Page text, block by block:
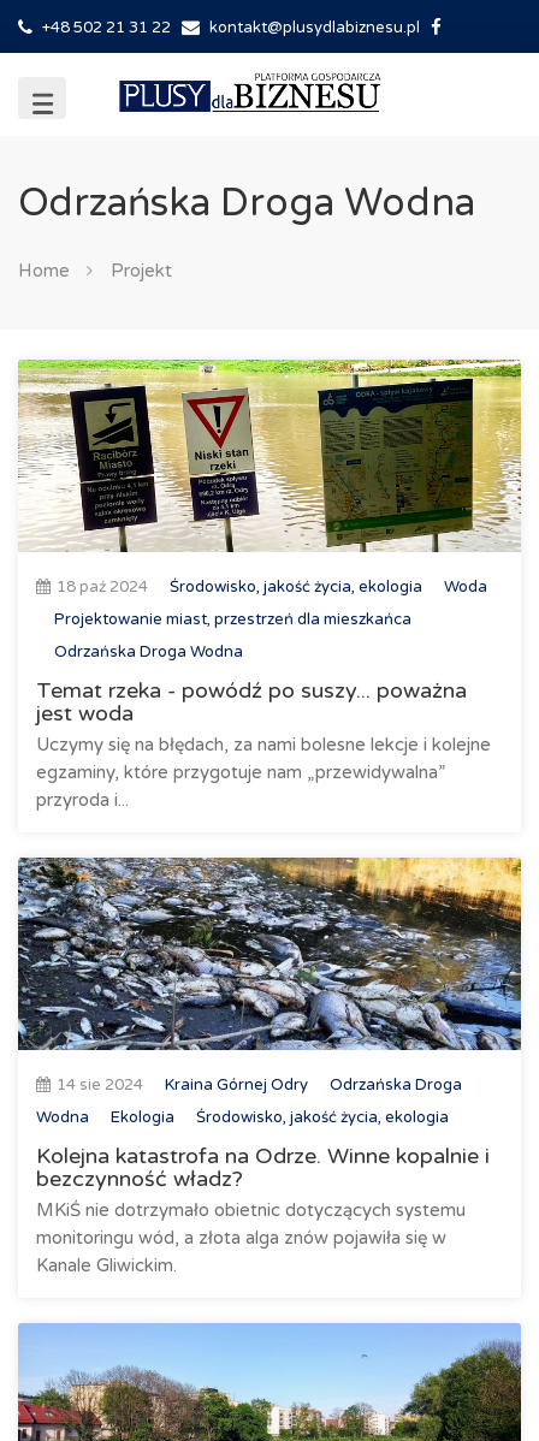
+48 502 21 31 22 kontakt@plusydlabiznesu.pl
Odrzańska Droga Wodna
Home Projekt
18 paź 2024 Środowisko, jakość życia, ekologia
Woda
Projektowanie miast, przestrzeń dla mieszkańca
Odrzańska Droga Wodna
Temat rzeka - powódź po suszy... poważna
jest woda
Uczymy się na błędach, za nami bolesne lekcje i kolejne
egzaminy, które przygotuje nam „przewidywalna”
przyroda i...
14 sie 2024 Kraina Górnej Odry
Odrzańska Droga
Wodna
Ekologia Środowisko, jakość życia, ekologia
Kolejna katastrofa na Odrze. Winne kopalnie i
bezczynność władz?
MKiŚ nie dotrzymało obietnic dotyczących systemu
monitoringu wód, a złota alga znów pojawiła się w
Kanale Gliwickim.